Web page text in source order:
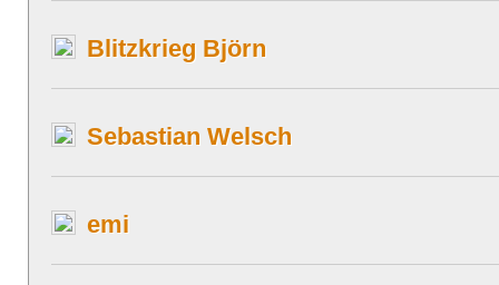
Blitzkrieg Björn
Sebastian Welsch
emi